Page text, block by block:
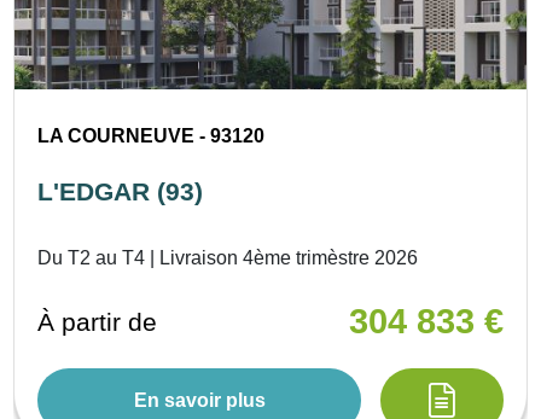
LA COURNEUVE - 93120
L'EDGAR (93)
Du T2 au T4 | Livraison 4ème trimèstre 2026
À partir de 304 833 €
En savoir plus